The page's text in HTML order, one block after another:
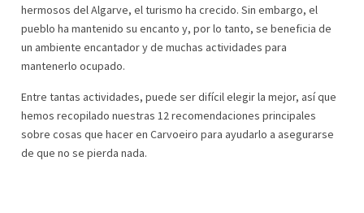
hermosos del Algarve, el turismo ha crecido. Sin embargo, el
pueblo ha mantenido su encanto y, por lo tanto, se beneficia de
un ambiente encantador y de muchas actividades para
mantenerlo ocupado.
Entre tantas actividades, puede ser difícil elegir la mejor, así que
hemos recopilado nuestras 12 recomendaciones principales
sobre cosas que hacer en Carvoeiro para ayudarlo a asegurarse
de que no se pierda nada.